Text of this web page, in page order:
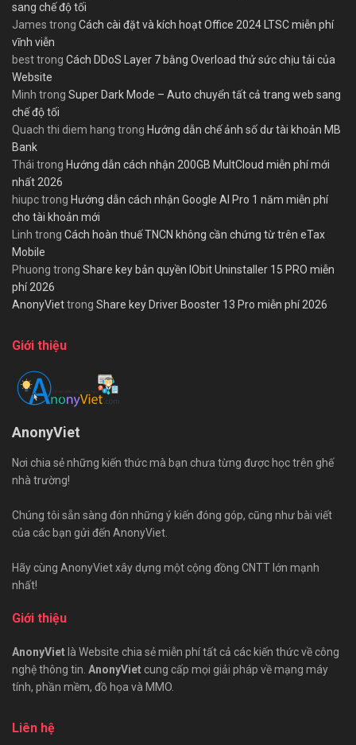
sang chế độ tối
James trong Cách cài đặt và kích hoạt Office 2024 LTSC miễn phí
vĩnh viễn
besttrong Cách DDoS Layer 7 bằng Overload thử sức chịu tải của
Website
Minh trong Super Dark Mode – Auto chuyển tất cả trang web sang
chế độ tối
Quach thi diem hang trong Hướng dẫn chế ảnh số dư tài khoản MB
Bank
Thái trong Hướng dẫn cách nhận 200GB MultCloud miễn phí mới
nhất 2026
hiupctrong Hướng dẫn cách nhận Google AI Pro 1 năm miễn phí
cho tài khoản mới
Linh trong Cách hoàn thuế TNCN không cần chứng từ trên eTax
Mobile
Phuong trong Share key bản quyền IObit Uninstaller 15 PRO miễn
phí 2026
AnonyViettrong Share key Driver Booster 13 Pro miễn phí 2026
Giới thiệu
AnonyViet
Nơi chia sẻ những kiến thức mà bạn chưa từng được học trên ghế
nhà trường!
Chúng tôi sẵn sàng đón những ý kiến đóng góp, cũng như bài viết
của các bạn gửi đến AnonyViet.
Hãy cùng AnonyViet xây dựng một cộng đồng CNTT lớn mạnh
nhất!
Giới thiệu
AnonyViet là Website chia sẻ miễn phí tất cả các kiến thức về công
nghệ thông tin. AnonyViet cung cấp mọi giải pháp về mạng máy
tính, phần mềm, đồ họa và MMO.
Liên hệ